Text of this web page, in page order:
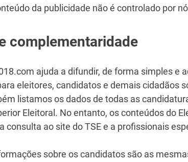
da publicidade não é controlado por
complementaridade
ajuda a difundir, de forma simples e
eleitores, candidatos e demais cidadãos
listamos os dados de todas as
Eleitoral. No entanto, os conteúdos do
consulta ao site do TSE e a profissionais
sobre os candidatos são as